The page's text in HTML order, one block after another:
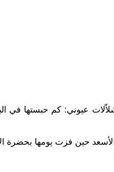
عيوني: كم حبستها في
حين فزت يومها بحضرة